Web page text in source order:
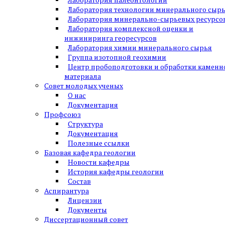
Лаборатория технологии минерального
Лаборатория минерально-сырьевых
Лаборатория комплексной оценки и
инжиниринга георесурсов
Лаборатория химии минерального сырья
Группа изотопной геохимии
Центр пробоподготовки и обработки
материала
Совет молодых ученых
О нас
Документация
Профсоюз
Структура
Документация
Полезные ссылки
Базовая кафедра геологии
Новости кафедры
История кафедры геологии
Состав
Аспирантура
Лицензии
Документы
Диссертационный совет